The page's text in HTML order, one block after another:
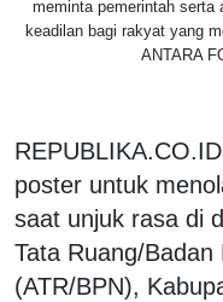
meminta pemerintah serta
keadilan bagi rakyat yang
ANTARA
poster untuk
saat unjuk rasa di
Tata Ruang/Badan
(ATR/BPN),